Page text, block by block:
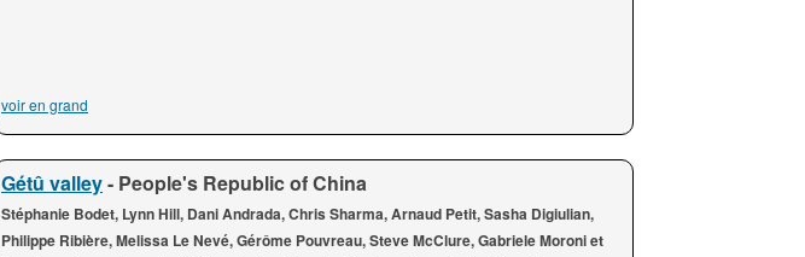
voir en grand
Gétû valley- People's Republic of China
Stéphanie Bodet, Lynn Hill, Dani Andrada, Chris Sharma, Arnaud Petit, Sasha Digiulian,
Philippe Ribière, Melissa Le Nevé, Gérôme Pouvreau, Steve McClure, Gabriele Moroni et